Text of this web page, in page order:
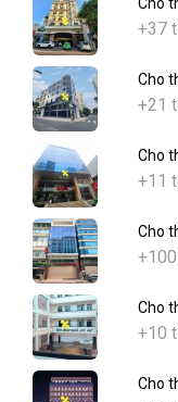
Cho
+37
Cho
+21
Cho
+11
Cho
Cho
+10
Cho